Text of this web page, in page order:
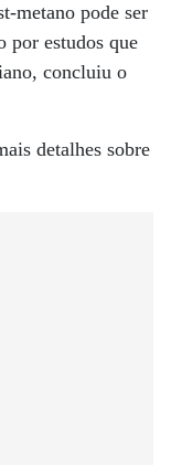
metano pode ser
por estudos que
concluiu o
detalhes sobre